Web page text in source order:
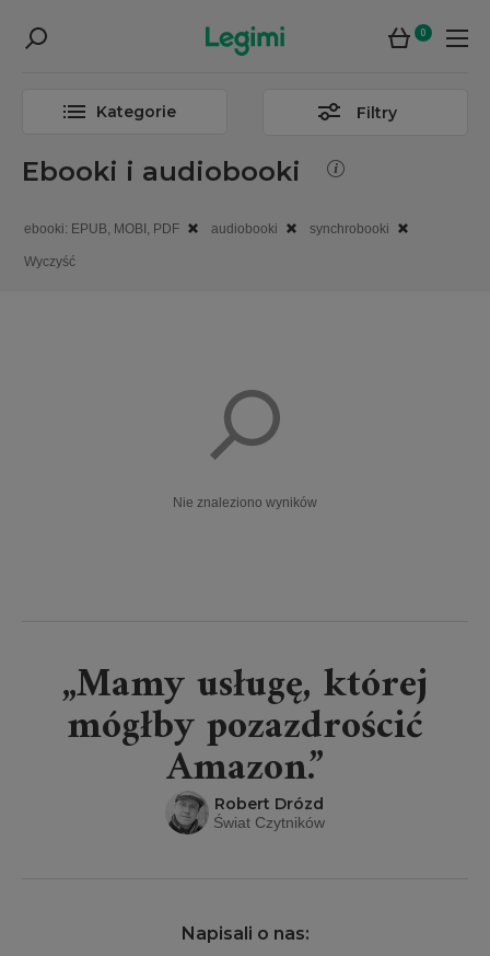
0
Kategorie Filtry
Ebooki i audiobooki
ebooki: EPUB, MOBI, PDF audiobooki synchrobooki
Wyczyść
Nie znaleziono wyników
„Mamy usługę, której
mógłby pozazdrościć
Amazon.”
Robert Drózd
Świat Czytników
Napisali o nas: